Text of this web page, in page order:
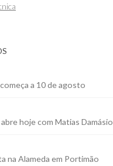
a 10 de agosto
hoje com Matias Damásio
na Alameda em Portimão